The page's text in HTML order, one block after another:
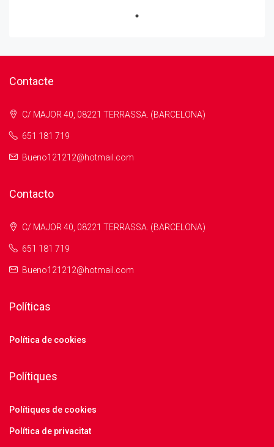
Contacte
C/ MAJOR 40, 08221 TERRASSA. (BARCELONA)
651 181 719
Bueno121212@hotmail.com
Contacto
C/ MAJOR 40, 08221 TERRASSA. (BARCELONA)
651 181 719
Bueno121212@hotmail.com
Políticas
Política de cookies
Polítiques
Polítiques de cookies
Política de privacitat